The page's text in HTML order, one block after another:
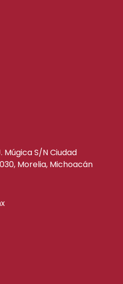
Múgica S/N Ciudad
Morelia, Michoacán